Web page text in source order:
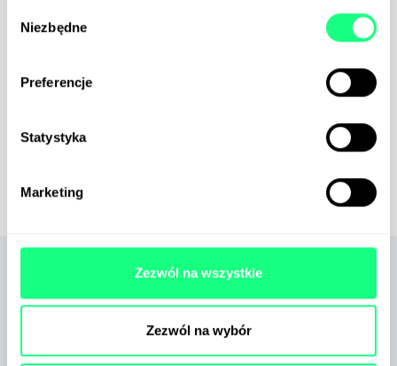
zgody
Niezbędne
Preferencje
Statystyka
Marketing
Zezwól na wszystkie
Zezwól na wybór
employerbrandingowej. Mimo postępującej
znalezienie pracowników staje się coraz trudniejsze.
Dotyczy to przede wszystkim osób o odpowiednich
Zapisz się na GreenLetter